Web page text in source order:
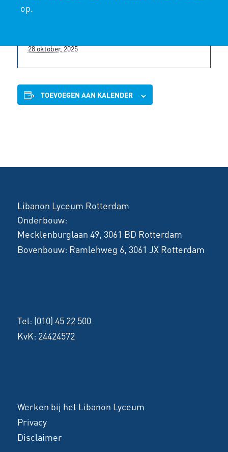
28 oktober, 2025
TOEVOEGEN AAN KALENDER
Libanon Lyceum Rotterdam
Onderbouw:
Mecklenburglaan 49, 3061 BD Rotterdam
Bovenbouw: Ramlehweg 6, 3061 JX Rotterdam
Tel: (010) 45 22 500
KvK: 24424572
Werken bij het Libanon Lyceum
Privacy
Disclaimer
op.